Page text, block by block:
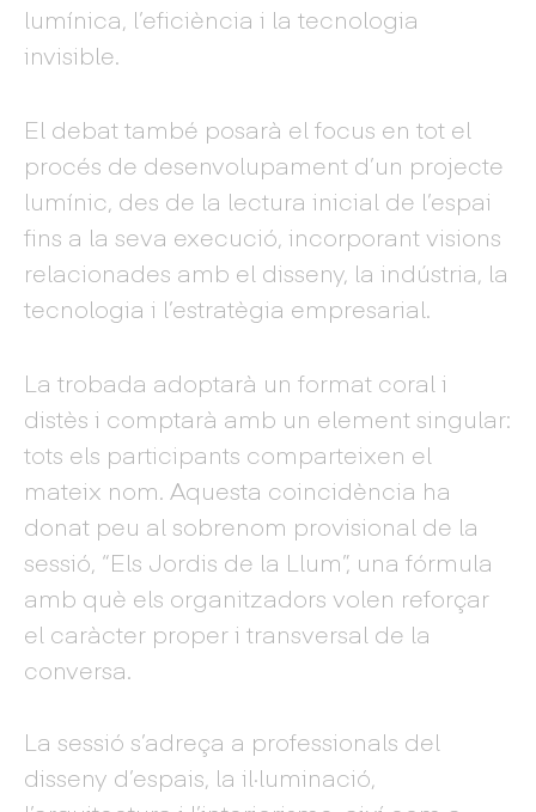
lumínica, l’eficiència i la tecnologia
invisible.
El debat també posarà el focus en tot el
procés de desenvolupament d’un projecte
lumínic, des de la lectura inicial de l’espai
fins a la seva execució, incorporant visions
relacionades amb el disseny, la indústria, la
tecnologia i l’estratègia empresarial.
La trobada adoptarà un format coral i
distès i comptarà amb un element singular:
tots els participants comparteixen el
mateix nom. Aquesta coincidència ha
donat peu al sobrenom provisional de la
sessió, “Els Jordis de la Llum”, una fórmula
amb què els organitzadors volen reforçar
el caràcter proper i transversal de la
conversa.
La sessió s’adreça a professionals del
disseny d’espais, la il·luminació,